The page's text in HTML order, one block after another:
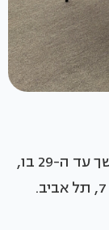
יריד צבע טרי 2026 נפתח ב-24 ביוני ונמשך עד ה-29 בו,